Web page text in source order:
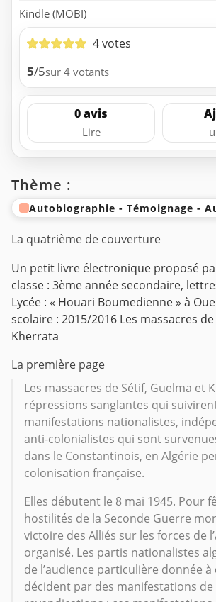
Kindle (MOBI)
4 votes
5/5sur 4 votants
0 avis
Lire
Thème :
Autobiographie - Témoignage -
La quatrième de couverture
Un petit livre électronique proposé
classe : 3ème année secondaire,
Lycée : « Houari Boumedienne » à
scolaire : 2015/2016 Les massacres
Kherrata
La première page
Les massacres de Sétif, Guelma et
répressions sanglantes qui
manifestations nationalistes,
anti-colonialistes qui sont
dans le Constantinois, en Algérie
colonisation française.
Elles débutent le 8 mai 1945. Pour
hostilités de la Seconde Guerre
victoire des Alliés sur les forces de
organisé. Les partis nationalistes
de l’audience particulière donnée
décident par des manifestations